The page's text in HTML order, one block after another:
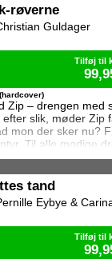
røverne
Zip – drengen med
efter slik, møder Zip
mon der sker nu?
Til alle modige
Guldager
Tilføj til
tand
Eybye &
Tilføj til